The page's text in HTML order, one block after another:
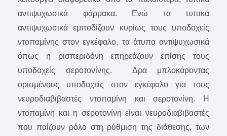
αντιψυχωσικά φάρμακα. Ενώ τα τυπικά
αντιψυχωσικά εμποδίζουν κυρίως τους υποδοχείς
ντοπαμίνης στον εγκέφαλο, τα άτυπα αντιψυχωσικά
όπως η ρισπεριδόνη επηρεάζουν επίσης τους
υποδοχείς σεροτονίνης. Δρα μπλοκάροντας
ορισμένους υποδοχείς στον εγκέφαλο για τους
νευροδιαβιβαστές ντοπαμίνη και σεροτονίνη. Η
ντοπαμίνη και η σεροτονίνη είναι νευροδιαβιβαστές
που παίζουν ρόλο στη ρύθμιση της διάθεσης, των